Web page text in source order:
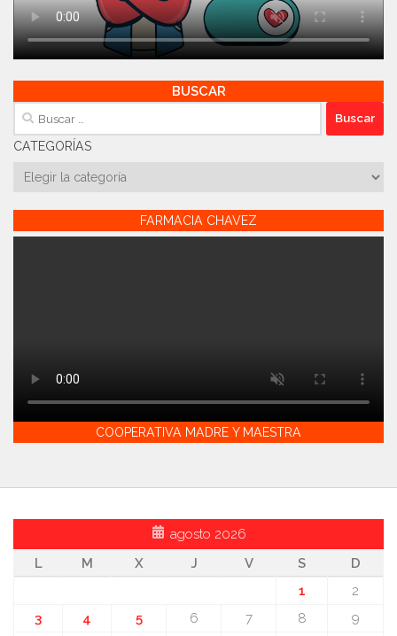
BUSCAR
Buscar:
CATEGORÍAS
Categorías
FARMACIA CHAVEZ
COOPERATIVA MADRE Y MAESTRA
agosto 2026
L
M X J V S
D
1
2
3
4 5 6 7 8
9